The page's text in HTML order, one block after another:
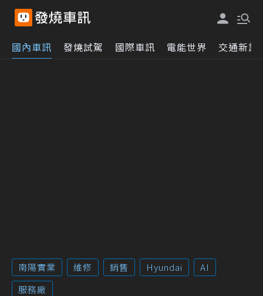
國內車訊 發燒試駕 國際車訊 電能世界 交通新訊
南陽實業 維修 銷售 Hyundai
AI
服務廠